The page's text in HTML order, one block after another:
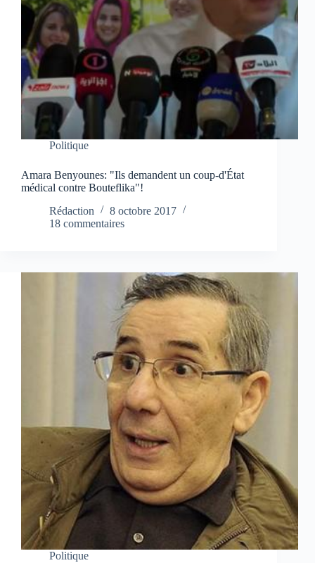
Politique
Amara Benyounes: "Ils demandent un coup-d'État
médical contre Bouteflika"!
Rédaction
8 octobre 2017
18 commentaires
Politique